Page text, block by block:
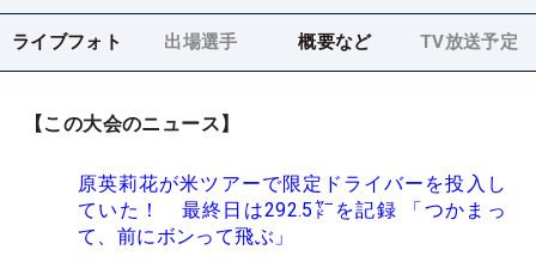
ライブフォト 出場選手 概要など TV放送予定
【この大会のニュース】
原英莉花が米ツアーで限定ドライバーを投入し
ていた！ 最終日は292.5㍎を記録 「つかまっ
て、前にボンって飛ぶ」